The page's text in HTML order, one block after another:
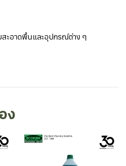
สะอาดพื้นและอุปกรณ์ต่าง ๆ
ง